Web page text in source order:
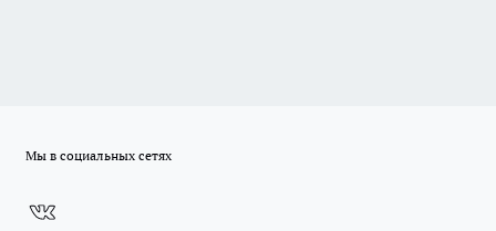
Мы в социальных сетях